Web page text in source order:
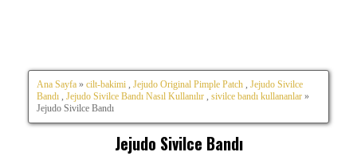
Ana Sayfa » cilt-bakimi Jejudo Original Pimple Patch
Jejudo Sivilce
Bandı
Jejudo Sivilce Bandı Nasıl Kullanılır sivilce bandı kullananlar »
Jejudo Sivilce Bandı
Jejudo Sivilce Bandı